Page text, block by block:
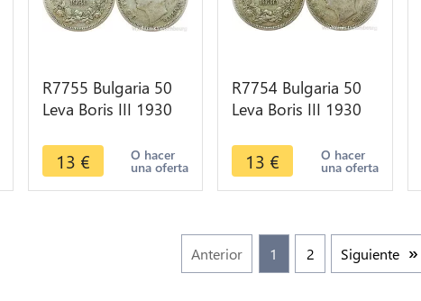
R7755 Bulgaria 50
Leva Boris III 1930
offer
13 € O hacer
una oferta
R7754 Bulgaria 50
Leva Boris III 1930
offer
13 € O hacer
una oferta
Anterior 1 2 Siguiente